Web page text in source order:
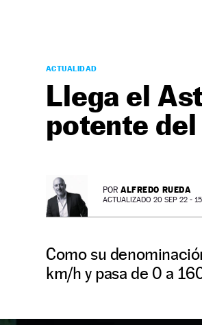
ACTUALIDAD
Llega el
potente
POR ALFREDO RUEDA
ACTUALIZADO 20 SEP 22 -
Como su
km/h y pasa de 0 a